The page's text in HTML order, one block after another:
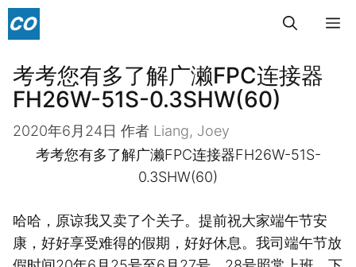
跳
至
容
菜
考考您有多了解广濑FPC连接器
FH26W-51S-0.3SHW(60)
2020年6月24日 作者 Liang, Joey
考考您有多了解广濑FPC连接器FH26W-51S-
0.3SHW(60)
哈哈，原谅我又卖了个关子。提前祝大家端午节安
康，好好享受难得的假期，好好休息。我司端午节放